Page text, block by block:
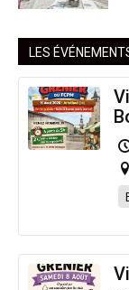
LES